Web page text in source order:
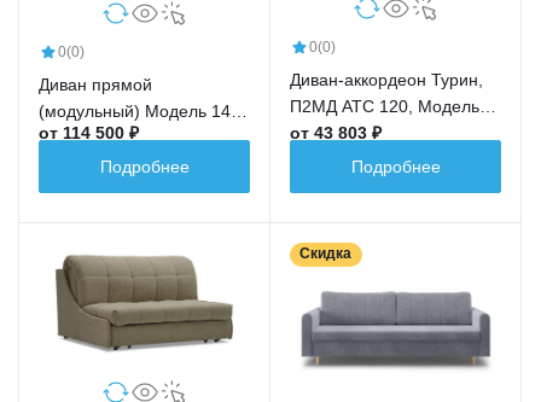
0(0)
Диван прямой
(модульный) Модель 144,
ТД
от 114 500 ₽
Подробнее
0(0)
Диван-аккордеон Турин,
П2МД АТС 120, Модель
053
от 43 803 ₽
Подробнее
Скидка